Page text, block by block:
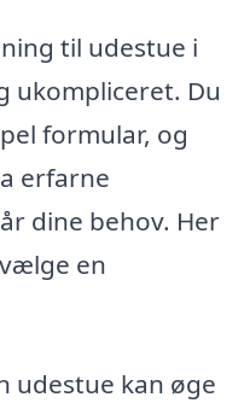
til udestue i
ukompliceret. Du
formular, og
erfarne
dine behov. Her
en
udestue kan øge